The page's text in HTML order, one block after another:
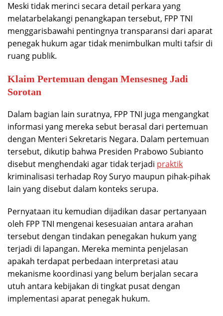
Meski tidak merinci secara detail perkara yang
melatarbelakangi penangkapan tersebut, FPP TNI
menggarisbawahi pentingnya transparansi dari aparat
penegak hukum agar tidak menimbulkan multi tafsir di
ruang publik.
Klaim Pertemuan dengan Mensesneg Jadi
Sorotan
Dalam bagian lain suratnya, FPP TNI juga mengangkat
informasi yang mereka sebut berasal dari pertemuan
dengan Menteri Sekretaris Negara. Dalam pertemuan
tersebut, dikutip bahwa Presiden Prabowo Subianto
disebut menghendaki agar tidak terjadi praktik
kriminalisasi terhadap Roy Suryo maupun pihak-pihak
lain yang disebut dalam konteks serupa.
Pernyataan itu kemudian dijadikan dasar pertanyaan
oleh FPP TNI mengenai kesesuaian antara arahan
tersebut dengan tindakan penegakan hukum yang
terjadi di lapangan. Mereka meminta penjelasan
apakah terdapat perbedaan interpretasi atau
mekanisme koordinasi yang belum berjalan secara
utuh antara kebijakan di tingkat pusat dengan
implementasi aparat penegak hukum.